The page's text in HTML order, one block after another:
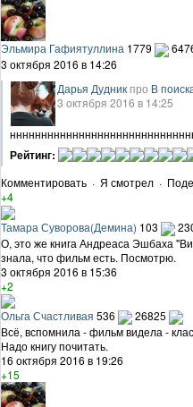
Эльмира Гафиятуллина 1779
3 октября 2016 в 14:26
Дарья Дудник про В
3 октября 2016 в 14:25
Рейтинг:
Комментировать · Я смотрел ·
+4
Тамара Суворова(Демина) 103
О, это же книга Андреаса Эшбаха
знала, что фильм есть. Посмотрю.
3 октября 2016 в 15:36
+2
Ольга Счастливая 536
26825
Всё, вспомнила - фильм видела -
Надо книгу почитать.
16 октября 2016 в 19:26
+15